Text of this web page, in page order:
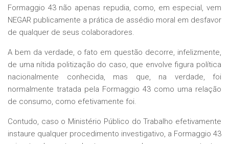
Formaggio 43 não apenas repudia, como, em especial, vem
NEGAR publicamente a prática de assédio moral em desfavor
de qualquer de seus colaboradores.
A bem da verdade, o fato em questão decorre, infelizmente,
de uma nítida politização do caso, que envolve figura política
nacionalmente conhecida, mas que, na verdade, foi
normalmente tratada pela Formaggio 43 como uma relação
de consumo, como efetivamente foi.
Contudo, caso o Ministério Público do Trabalho efetivamente
instaure qualquer procedimento investigativo, a Formaggio 43